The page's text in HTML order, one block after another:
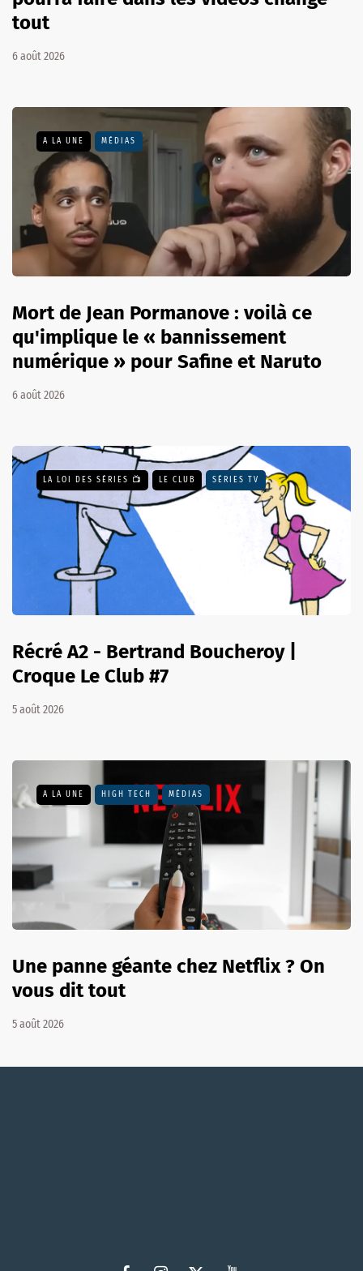
tout
6 août 2026
A LA UNE MÉDIAS
Mort de Jean Pormanove : voilà ce
qu'implique le « bannissement
numérique » pour Safine et Naruto
6 août 2026
LA LOI DES SÉRIES 📺 LE CLUB SÉRIES TV
Récré A2 - Bertrand Boucheroy |
Croque Le Club #7
5 août 2026
A LA UNE HIGH TECH MÉDIAS
Une panne géante chez Netflix ? On
vous dit tout
5 août 2026